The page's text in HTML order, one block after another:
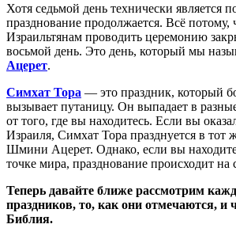
Хотя седьмой день технически является
празднование продолжается. Всё потому,
Израильтянам проводить церемонию
восьмой день. Это день, который мы
Ацерет.
Симхат Тора — это праздник, который
вызывает путаницу. Он выпадает в
от того, где вы находитесь. Если вы
Израиля, Симхат Тора празднуется в тот
Шмини Ацерет. Однако, если вы
точке мира, празднование происходит
Теперь давайте ближе рассмотрим
праздников, то, как они отмечаются, и
Библия.